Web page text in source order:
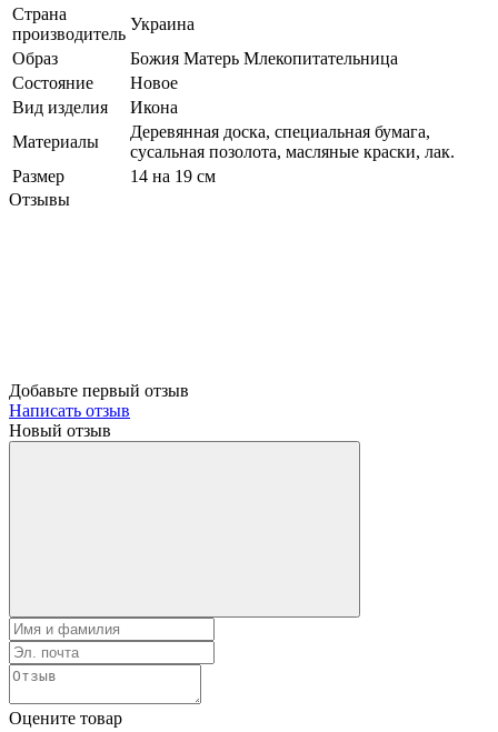
Страна
производитель
Украина
Образ
Божия Матерь Млекопитательница
Состояние
Новое
Вид изделия
Икона
Материалы
Деревянная доска, специальная бумага,
сусальная позолота, масляные краски, лак.
Размер
14 на 19 см
Отзывы
Добавьте первый отзыв
Написать отзыв
Новый отзыв
Оцените товар